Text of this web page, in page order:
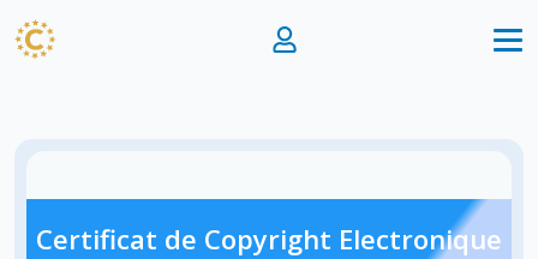
Certificat de Copyright Electronique